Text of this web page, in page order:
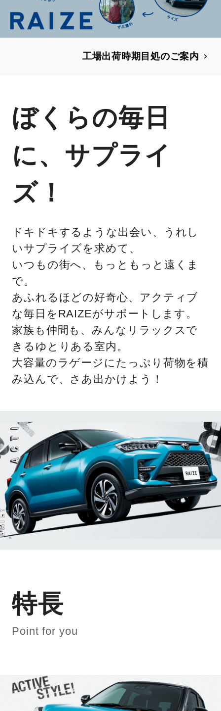
工場出荷時期目処のご案内
ぼくらの毎日
に、サプライ
ズ！
ドキドキするような出会い、うれし
いサプライズを求めて、
いつもの街へ、もっともっと遠くま
で。
あふれるほどの好奇心、アクティブ
な毎日をRAIZEがサポートします。
家族も仲間も、みんなリラックスで
きるゆとりある室内。
大容量のラゲージにたっぷり荷物を積
み込んで、さあ出かけよう！
特長
Point for you